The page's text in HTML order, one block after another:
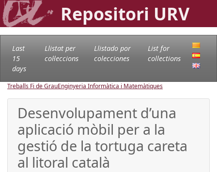
Repositori URV
Last
15
days
Llistat per
col·leccions
Llistado por
colecciones
List for
collections
Treballs Fi de GrauEnginyeria Informàtica i Matemàtiques
Desenvolupament d’una
aplicació mòbil per a la
gestió de la tortuga careta
al litoral català